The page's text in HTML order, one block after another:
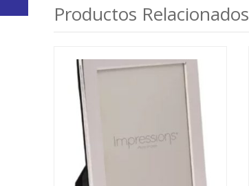
Productos Relacionados